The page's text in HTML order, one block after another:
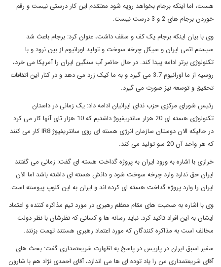
هست، اما اینکه برجام بخواهد رویه شود معتقدم این کار درستی نیست و رقم
خوردن برجام های 2 و 3 درست نیست.
وی با بیان اینکه برجام یک کف و سقف داشت، عنوان کرد: برجام باعث شد
سیستم اتمی ایران و سیکل چرخه سوخت و تولید اورانیوم از بین نرود و با
تکنولوژی برتر ادامه پیدا کند. در حال حاضر آب سنگین ایران را آمریکا می خرد،
روسیه از ما اورانیوم 3.7 می گیرد و به ما کیک زرد می دهد و در کنار این اتفاقات
تحقیق و توسعه نیز صورت می گیرد.
رئیس شورای مرکزی حزب ندای ایرانیان ادامه داد: یک زمانی در داستان
تکنولوژی هسته ای 20 هزار سانتریفیوژ داشتیم که 10 هزار تای آنها کار می کرد
در حالیکه الان دوستان سازمان انرژی هسته ای روی سانتریفیوژ IR8 کار می کنند
که هر واحد آن 20 سو تولید می کند.
خرازی با اشاره به ورود ایران به پروژه گداخت هسته ای گفت: زمانی می گفتند
ایران حق ندارد وارد چرخه سوخت شود و دانش هسته ای داشته باشد اما الان
ایران را وارد پروژه گداخت هسته ای کرده اند و ایران به این کلوپ پیوسته است.
وی با اشاره به صحبت های مقام معظم رهبری در مورد تیم مذاکره کننده و اعتماد
ایشان به این افراد تاکید کرد: نباید رسانه ها و کسانی که نظرشان با نظر دولت
مخالف است به مذاکره کنندگان که مورد اعتماد رهبری هستند تهمت بزنند.
سفیر اسبق ایران در پاریس در پاسخ به اظهارت شریعتمداری گفت: بحث های
آقای شریعتمداری من را یاد توده ای ها می اندازد، آقای احمدی نژاد هم با شارون